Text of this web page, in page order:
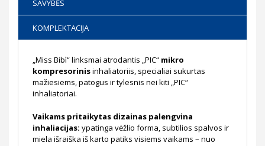
SAVYBĖS
KOMPLEKTACIJA
„Miss Bibì“ linksmai atrodantis „PIC“ mikro
kompresorinisinhaliatoriis, specialiai sukurtas
mažiesiems, patogus ir tylesnis nei kiti „PIC“
inhaliatoriai.
Vaikams pritaikytas dizainas palengvina
inhaliacijas: ypatinga vėžlio forma, subtilios spalvos ir
miela išraiška iš karto patiks visiems vaikams – nuo